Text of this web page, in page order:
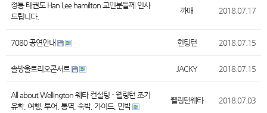
정통 태권도 Han Lee hamilton 교민분들께 인사
드립니다.
까매 2018.07.17
7080 공연안내 헌팅턴 2018.07.15
솔방울트리오콘서트 JACKY 2018.07.15
All about Wellington 웨타 컨설팅 - 웰링턴 조기
유학, 여행, 투어, 통역, 숙박, 가이드, 민박
웰링턴웨타 2018.07.03